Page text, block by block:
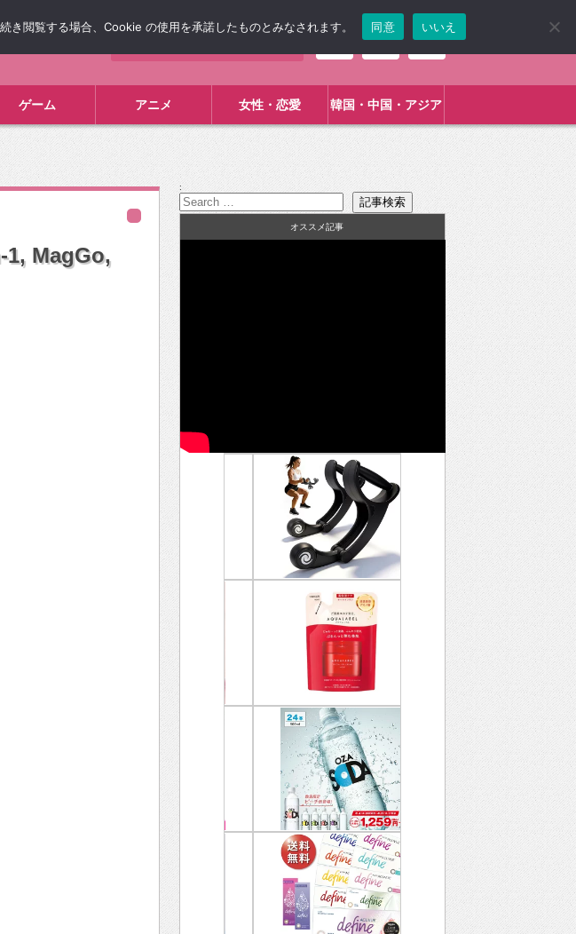
ゲーム アニメ 女性・恋愛 韓国・中国・アジア
MagGo,
:
オススメ記事
閲覧する場合、Cookie の使用を承諾したものとみなされます。 同意 いいえ